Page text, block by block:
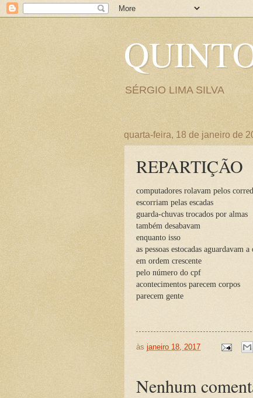
SÉRGIO LIMA SILVA
quarta-feira, 18 de janeiro de
REPARTIÇÃO
computadores rolavam pelos
escorriam pelas escadas
guarda-chuvas trocados por almas
também desabavam
enquanto isso
as pessoas estocadas aguardavam a
em ordem crescente
pelo número do cpf
acontecimentos parecem corpos
parecem gente
às janeiro 18, 2017
Nenhum